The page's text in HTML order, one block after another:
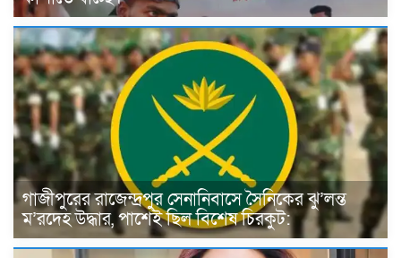
গাজীপুরের রাজেন্দ্রপুর সেনানিবাসে সৈনিকের ঝু’লন্ত
ম’রদেহ উদ্ধার, পাশেই ছিল বিশেষ চিরকুট: